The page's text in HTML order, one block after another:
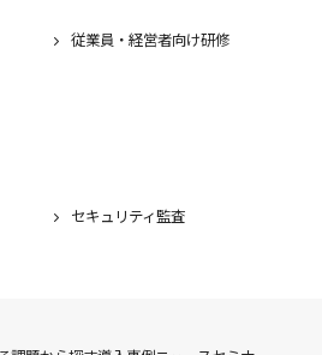
従業員・経営者向け研修
セキュリティ監査